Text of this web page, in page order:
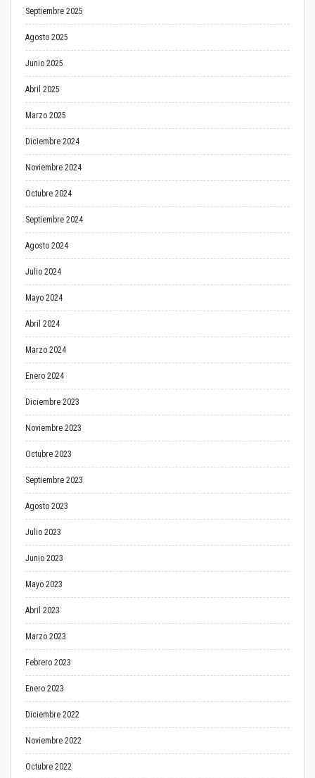
Septiembre 2025
Agosto 2025
Junio 2025
Abril 2025
Marzo 2025
Diciembre 2024
Noviembre 2024
Octubre 2024
Septiembre 2024
Agosto 2024
Julio 2024
Mayo 2024
Abril 2024
Marzo 2024
Enero 2024
Diciembre 2023
Noviembre 2023
Octubre 2023
Septiembre 2023
Agosto 2023
Julio 2023
Junio 2023
Mayo 2023
Abril 2023
Marzo 2023
Febrero 2023
Enero 2023
Diciembre 2022
Noviembre 2022
Octubre 2022